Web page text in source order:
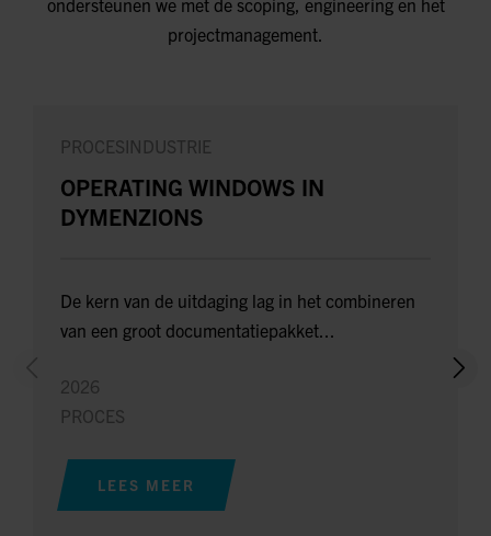
projectmanagement.
PROCESINDUSTRIE
OPERATING WINDOWS IN
DYMENZIONS
De kern van de uitdaging lag in het combineren
van een groot documentatiepakket...
2026
PROCES
LEES MEER